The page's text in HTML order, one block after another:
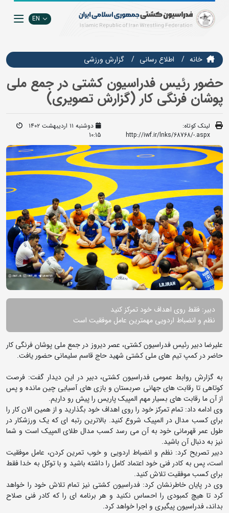
EN
خانه اطلاع رسانی گزارش ورزشی
حضور رئیس فدراسیون کشتی در جمع ملی
پوشان فرنگی کار (گزارش تصویری)
لینک کوتاه:
http://iwf.ir/lnks/68768/-.aspx
دوشنبه ۱۱ اردیبهشت ۱۴۰۲
10:15
دبیر: فقط روی اهداف خود تمرکز کنید
نظم و انضباط اردویی مهمترین عامل موفقیت است
علیرضا دبیر رئیس فدراسیون کشتی، عصر دیروز در جمع ملی پوشان فرنگی کار
حاضر در کمپ تیم های ملی کشتی شهید حاج قاسم سلیمانی حضور یافت.
به گزارش روابط عمومی فدراسیون کشتی، دبیر در این دیدار گفت: فرصت
کوتاهی تا رقابت های جهانی صربستان و بازی های آسیایی چین مانده و پس
از آن ما رقابت های بسیار مهم المپیک پاریس را پیش رو داریم.
وی ادامه داد: تمام تمرکز خود را روی اهداف خود بگذارید و از همین الان کار را
برای کسب مدال در المپیک شروع کنید. بالاترین رتبه ای که یک ورزشکار در
طول عمر قهرمانی خود به آن می رسد کسب مدال طلای المپیک است و شما
نیز به دنبال آن باشید.
دبیر تصریح کرد: نظم و انضباط اردویی و خوب تمرین کردن، عامل موفقیت
است، پس به کادر فنی خود اعتماد کامل را داشته باشید و با توکل به خدا فقط
برای کسب موفقیت تلاش کنید.
وی در پایان خاطرنشان کرد: فدراسیون کشتی نیز تمام تلاش خود را خواهد
کرد تا هیچ کمبودی را احساس نکنید و هر برنامه ای را که کادر فنی صلاح
بداند، فدراسیون پیگیری و اجرا خواهد کرد.